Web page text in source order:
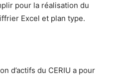
pour la réalisation du
et plan type.
d’actifs du CERIU a pour